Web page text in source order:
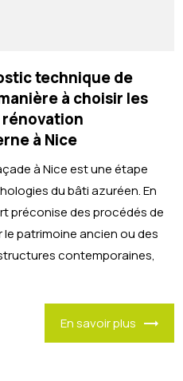
technique de
à choisir les
à Nice
à Nice est une étape
du bâti azuréen. En
préconise des procédés de
patrimoine ancien ou des
contemporaines,
En savoir plus